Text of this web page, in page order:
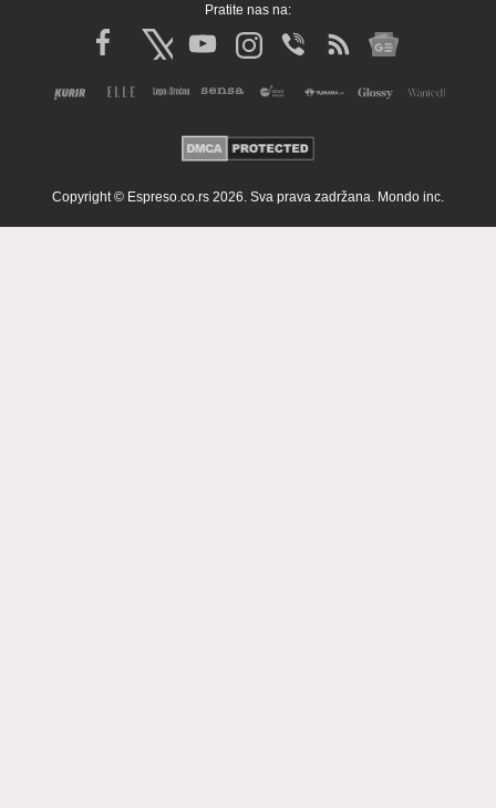
Pratite nas na:
Copyright © Espreso.co.rs 2026. Sva prava zadržana. Mondo inc.